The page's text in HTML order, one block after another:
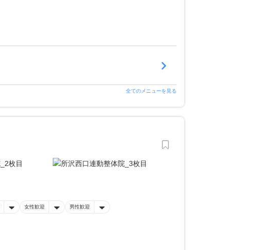
全てのメニューを見る
女性歓迎 男性歓迎